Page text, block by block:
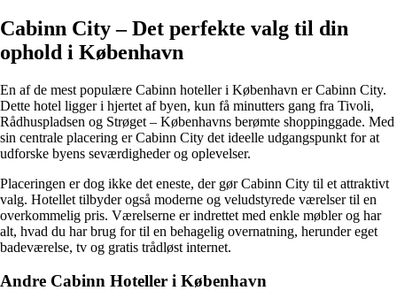
Cabinn City – Det perfekte valg til din
ophold i København
En af de mest populære Cabinn hoteller i København er Cabinn City.
Dette hotel ligger i hjertet af byen, kun få minutters gang fra Tivoli,
Rådhuspladsen og Strøget – Københavns berømte shoppinggade. Med
sin centrale placering er Cabinn City det ideelle udgangspunkt for at
udforske byens seværdigheder og oplevelser.
Placeringen er dog ikke det eneste, der gør Cabinn City til et attraktivt
valg. Hotellet tilbyder også moderne og veludstyrede værelser til en
overkommelig pris. Værelserne er indrettet med enkle møbler og har
alt, hvad du har brug for til en behagelig overnatning, herunder eget
badeværelse, tv og gratis trådløst internet.
Andre Cabinn Hoteller i København